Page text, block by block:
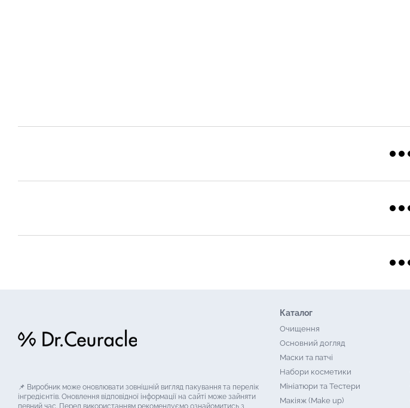
📌 Виробник може оновлювати зовнішній вигляд пакування та перелік
інгредієнтів. Оновлення відповідної інформації на сайті може зайняти
певний час. Перед використанням рекомендуємо ознайомитись з
Каталог
Очищення
Основний догляд
Маски та патчі
Набори косметики
Мініатюри та Тестери
Макіяж (Make up)